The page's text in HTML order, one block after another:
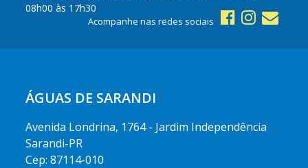
08h00 às 17h30
Acompanhe nas redes sociais
ÁGUAS DE SARANDI
Avenida Londrina, 1764 - Jardim Independência
Sarandi-PR
Cep: 87114-010